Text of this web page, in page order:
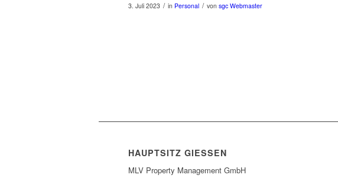
3. Juli 2023 / in Personal / von sgc Webmaster
HAUPTSITZ GIESSEN
MLV Property Management GmbH